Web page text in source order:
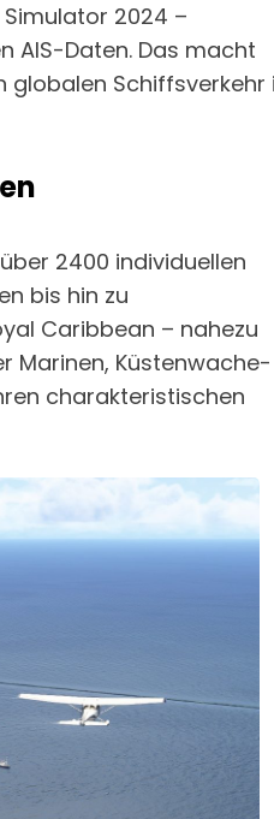
2024 –
AIS-Daten. Das macht
globalen Schiffsverkehr
2400 individuellen
bis hin zu
Caribbean – nahezu
Marinen, Küstenwache-
charakteristischen